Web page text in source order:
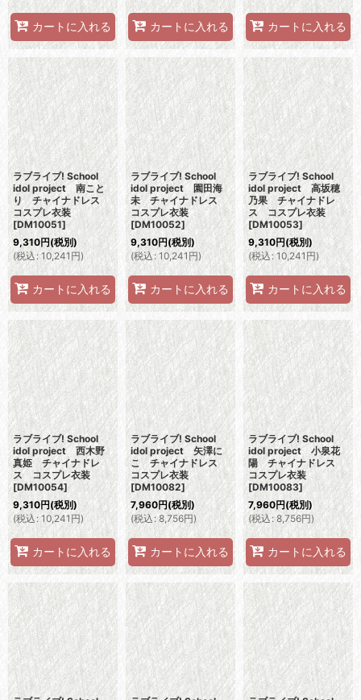
カートに入れる カートに入れる カートに入れる
ラブライブ! School
idol project 南こと
り チャイナドレス
コスプレ衣装
[DM10051]
9,310円(税別)
(税込: 10,241円)
カートに入れる
ラブライブ! School
idol project 園田海
未 チャイナドレス
コスプレ衣装
[DM10052]
9,310円(税別)
(税込: 10,241円)
カートに入れる
ラブライブ! School
idol project 高坂穂
乃果 チャイナドレ
ス コスプレ衣装
[DM10053]
9,310円(税別)
(税込: 10,241円)
カートに入れる
ラブライブ! School
idol project 西木野
真姫 チャイナドレ
ス コスプレ衣装
[DM10054]
9,310円(税別)
(税込: 10,241円)
カートに入れる
ラブライブ! School
idol project 矢澤に
こ チャイナドレス
コスプレ衣装
[DM10082]
7,960円(税別)
(税込: 8,756円)
カートに入れる
ラブライブ! School
idol project 小泉花
陽 チャイナドレス
コスプレ衣装
[DM10083]
7,960円(税別)
(税込: 8,756円)
カートに入れる